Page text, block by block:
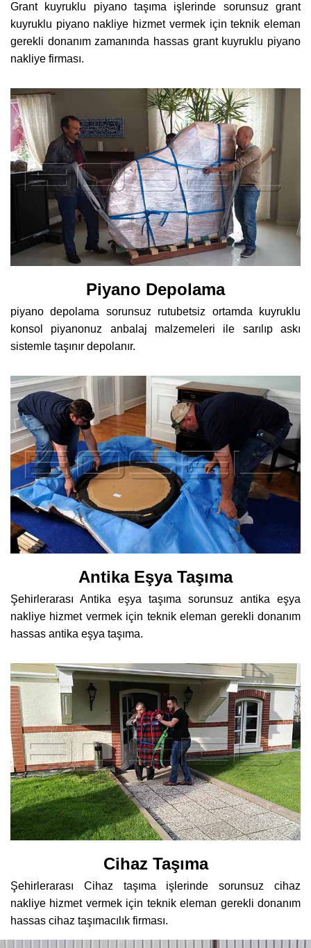
Grant kuyruklu piyano taşıma işlerinde sorunsuz grant
kuyruklu piyano nakliye hizmet vermek için teknik eleman
gerekli donanım zamanında hassas grant kuyruklu piyano
nakliye firması.
Piyano Depolama
piyano depolama sorunsuz rutubetsiz ortamda kuyruklu
konsol piyanonuz anbalaj malzemeleri ile sarılıp askı
sistemle taşınır depolanır.
Antika Eşya Taşıma
Şehirlerarası Antika eşya taşıma sorunsuz antika eşya
nakliye hizmet vermek için teknik eleman gerekli donanım
hassas antika eşya taşıma.
Cihaz Taşıma
Şehirlerarası Cihaz taşıma işlerinde sorunsuz cihaz
nakliye hizmet vermek için teknik eleman gerekli donanım
hassas cihaz taşımacılık firması.